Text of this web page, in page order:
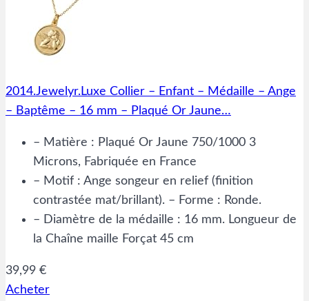
2014.Jewelyr.Luxe Collier – Enfant – Médaille – Ange
– Baptême – 16 mm – Plaqué Or Jaune…
– Matière : Plaqué Or Jaune 750/1000 3
Microns, Fabriquée en France
– Motif : Ange songeur en relief (finition
contrastée mat/brillant). – Forme : Ronde.
– Diamètre de la médaille : 16 mm. Longueur de
la Chaîne maille Forçat 45 cm
39,99 €
Acheter